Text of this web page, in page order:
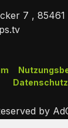
7 ,
Datenschutz
by